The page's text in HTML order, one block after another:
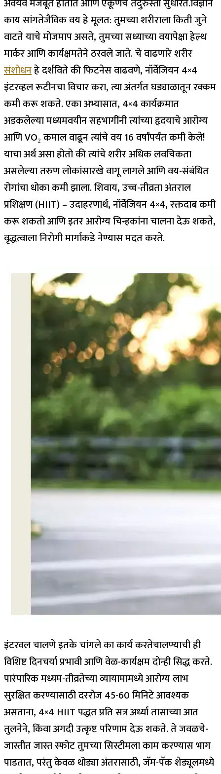
अवयव मजबूत होतात आणि एकूणच तंदुरुस्ती सुधारते.विज्ञान
काय सांगतेजैविक वय हे मूलत: तुमच्या शरीराला किती जुने
वाटते याचे मोजमाप असते, तुमच्या सध्याच्या वयापेक्षा हेल्थ
मार्कर आणि कार्यक्षमतेने ठरवले जाते. चे वाढणारे शरीर
संशोधनहे दर्शविते की फिटनेस वाढवणे, नॉर्वेजियन 4×4
इंटरव्हल रूटीनचा विचार करा, त्या अंतर्गत घड्याळातून रक्कम
कमी करू शकते.एका अभ्यासात, 4×4 कार्यक्रमात
अडकलेल्या मध्यमवयीन सहभागींनी त्यांच्या हृदयाचे आरोग्य
आणि VO₂ कमाल वाढून त्यांचे वय 16 वर्षांपर्यंत कमी केले!
याचा अर्थ असा होतो की त्यांचे शरीर अधिक लवचिकता
असलेल्या तरुण लोकांसारखे वागू लागले आणि वय-संबंधित
रोगांचा धोका कमी झाला.शिवाय, उच्च-तीव्रता अंतराल
प्रशिक्षण (HIIT) – उदाहरणार्थ, नॉर्वेजियन 4×4, रक्तदाब कमी
करू शकतो आणि इतर आरोग्य चिन्हकांना चालना देऊ शकते,
वृद्धत्वाला निरोगी मार्गाकडे नेण्यास मदत करते.
इंटरवल चालणे इतके चांगले का कार्य करतेचालण्याची ही
विशिष्ट दिनचर्या प्रभावी आणि वेळ-कार्यक्षम दोन्ही सिद्ध करते.
पारंपारिक मध्यम-तीव्रतेच्या व्यायामामध्ये आरोग्य लाभ
सुरक्षित करण्यासाठी दररोज 45-60 मिनिटे आवश्यक
असताना, 4×4 HIIT पद्धत प्रति सत्र अर्ध्या तासाच्या आत
तुलनेने, किंवा अगदी उत्कृष्ट परिणाम देऊ शकते. ते जवळचे-
जास्तीत जास्त स्फोट तुमच्या सिस्टीमला काम करण्यास भाग
पाडतात, परंतु केवळ थोड्या अंतरासाठी, जॅम-पॅक शेड्यूलमध्ये